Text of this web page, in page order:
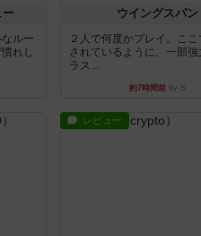
ルー
れし
ウイングスパン
２人で何度かプレイ。ここ
されているように、一部強
ラス...
約7時間前by S
レビュー